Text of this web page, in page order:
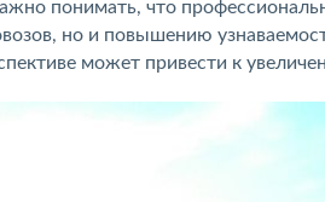
понимать, что
но и повышению
может привести к